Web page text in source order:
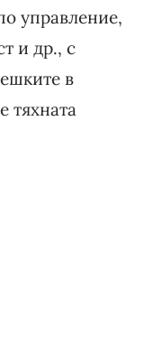
управление,
и др., с
в
тяхната